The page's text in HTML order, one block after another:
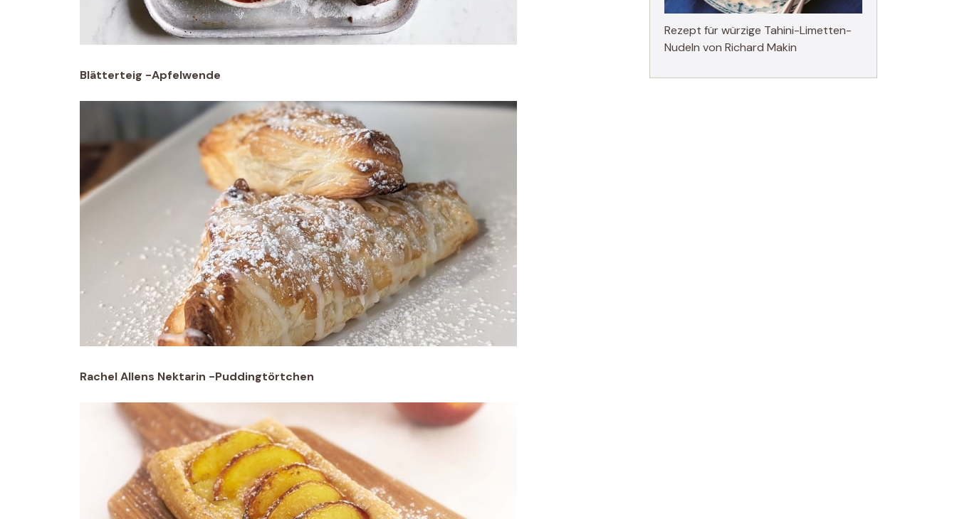
Blätterteig -Apfelwende
Rachel Allens Nektarin -Puddingtörtchen
Rezept für würzige Tahini-Limetten-
Nudeln von Richard Makin